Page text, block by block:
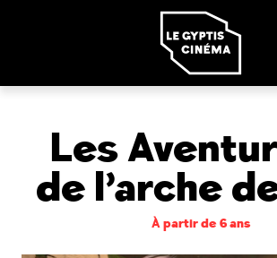
Les
de l’arche
À partir de 6 ans
Panneau de gestion des cookies